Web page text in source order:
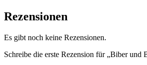
Rezensionen
Es gibt noch keine Rezensionen.
Schreibe die erste Rezension für „Biber und